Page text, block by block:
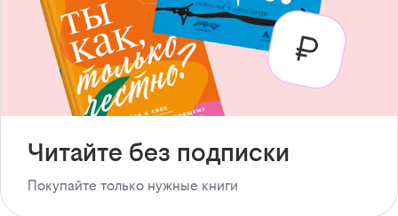
Читайте без подписки
Покупайте только нужные книги